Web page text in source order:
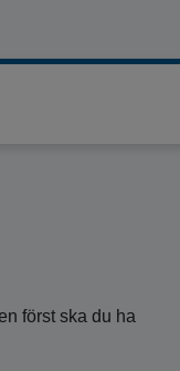
först ska du ha